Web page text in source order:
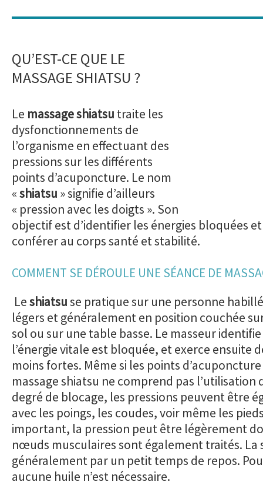
QU’EST-CE QUE LE
MASSAGE SHIATSU ?
Le massage shiatsu traite les
dysfonctionnements de
l’organisme en effectuant des
pressions sur les différents
points d’acuponcture. Le nom
«shiatsu » signifie d’ailleurs
« pression avec les doigts ». Son
objectif est d’identifier les énergies bloquées
conférer au corps santé et stabilité.
COMMENT SE DÉROULE UNE SÉANCE DE
Leshiatsuse pratique sur une personne
légers et généralement en position couchée
sol ou sur une table basse. Le masseur
l’énergie vitale est bloquée, et exerce ensuite
moins fortes. Même si les points
massage shiatsu ne comprend pas l’utilisation
degré de blocage, les pressions peuvent être
avec les poings, les coudes, voir même les
important, la pression peut être légèrement
nœuds musculaires sont également traités. La
généralement par un petit temps de repos.
aucune huile n’est nécessaire.